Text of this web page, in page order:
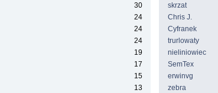
30
24
24
24
19
17
15
13
skrzat
Chris J.
Cyfranek
trurlowaty
nieliniowiec
SemTex
erwinvg
zebra